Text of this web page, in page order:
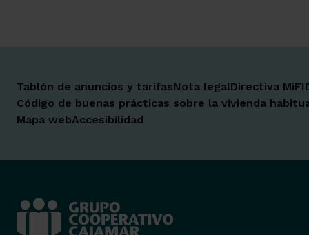
Tablón de anuncios y tarifasNota legalDirectiva
Código de buenas prácticas sobre la vivienda
Mapa webAccesibilidad